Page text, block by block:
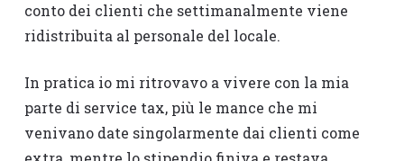
conto dei clienti che settimanalmente viene
ridistribuita al personale del locale.
In pratica io mi ritrovavo a vivere con la mia
parte di service tax, più le mance che mi
venivano date singolarmente dai clienti come